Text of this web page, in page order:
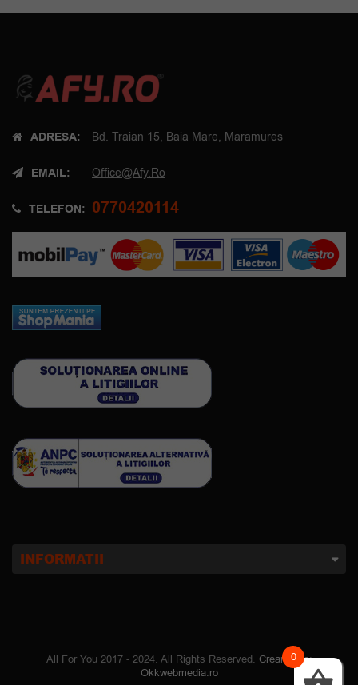
ADRESA: Bd. Traian 15, Baia Mare, Maramures
EMAIL: Office@afy.ro
TELEFON: 0770420114
INFORMATII
All For You 2017 - 2024. All Rights Reserved. Creare site:
Okkwebmedia.ro
0